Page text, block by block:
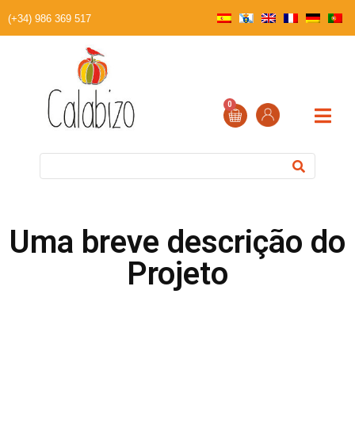
(+34) 986 369 517
0
Uma breve descrição do
Projeto